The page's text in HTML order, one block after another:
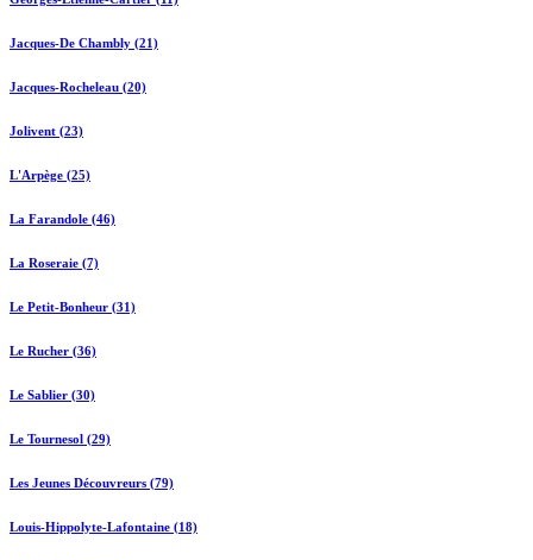
Jacques-De Chambly (21)
Jacques-Rocheleau (20)
Jolivent (23)
L'Arpège (25)
La Farandole (46)
La Roseraie (7)
Le Petit-Bonheur (31)
Le Rucher (36)
Le Sablier (30)
Le Tournesol (29)
Les Jeunes Découvreurs (79)
Louis-Hippolyte-Lafontaine (18)